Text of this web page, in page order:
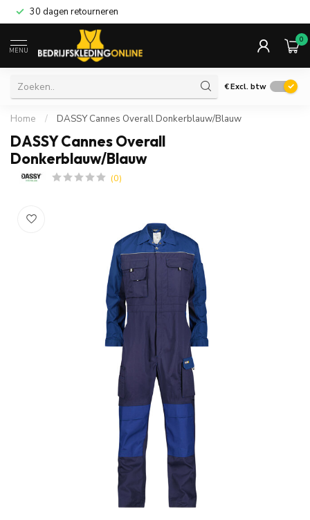
30 dagen retourneren
MENU
0
€Excl. btw
Home / DASSY Cannes Overall Donkerblauw/Blauw
DASSY Cannes Overall
Donkerblauw/Blauw
(0)